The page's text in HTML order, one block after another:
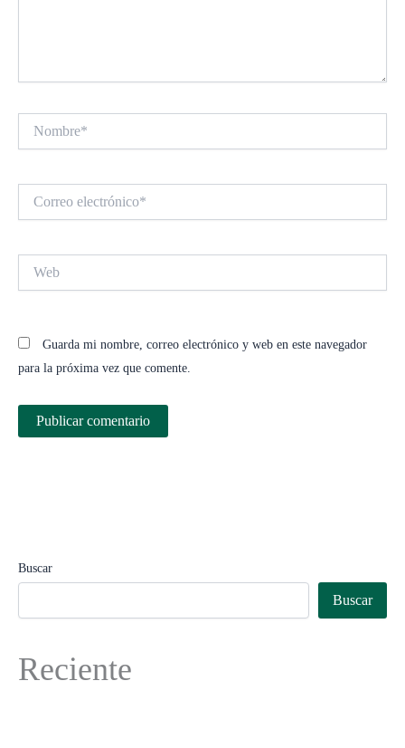
electrónico*
Guarda mi nombre, correo electrónico y web en este navegador
para la próxima vez que comente.
Buscar
Buscar
Reciente